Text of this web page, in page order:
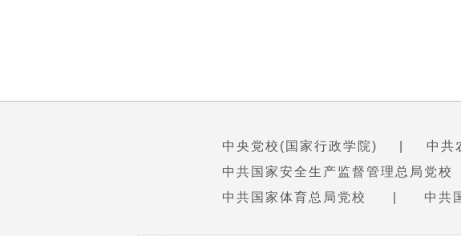
中央党校(国家行政学院) 中共
中共国家安全生产监督管理总局党校
中共国家体育总局党校
中共